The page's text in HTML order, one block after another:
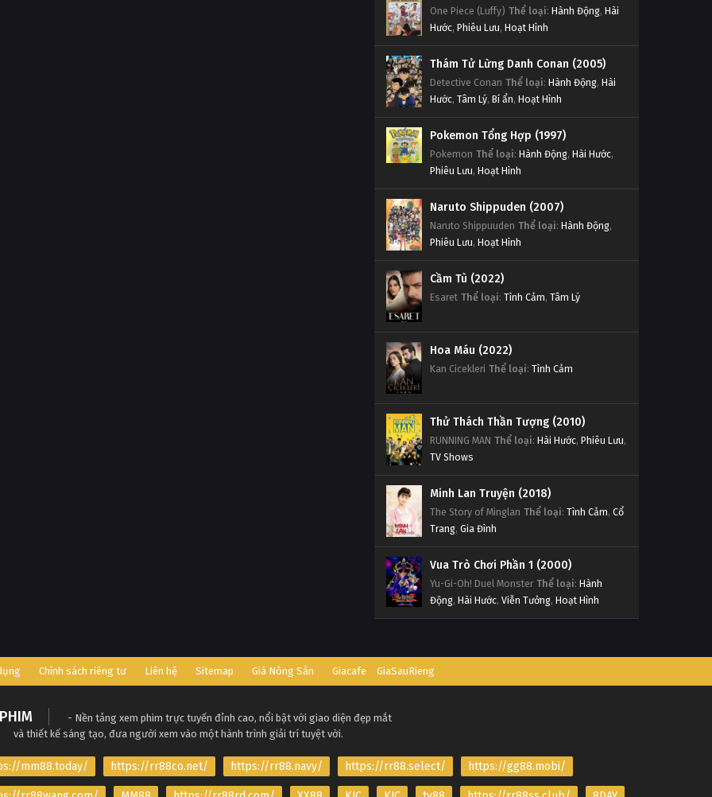
One Piece (Luffy) Thể loại: Hành Động, Hài
Hước, Phiêu Lưu, Hoạt Hình
Thám Tử Lừng Danh Conan (2005)
Detective Conan Thể loại: Hành Động, Hài
Hước, Tâm Lý, Bí ẩn, Hoạt Hình
Pokemon Tổng Hợp (1997)
Pokemon Thể loại: Hành Động, Hài Hước,
Phiêu Lưu, Hoạt Hình
Naruto Shippuden (2007)
Naruto Shippuuden Thể loại: Hành Động,
Phiêu Lưu, Hoạt Hình
Cầm Tù (2022)
Esaret Thể loại: Tình Cảm, Tâm Lý
Hoa Máu (2022)
Kan Cicekleri Thể loại: Tình Cảm
Thử Thách Thần Tượng (2010)
RUNNING MAN Thể loại: Hài Hước, Phiêu Lưu,
TV Shows
Minh Lan Truyện (2018)
The Story of Minglan Thể loại: Tình Cảm, Cổ
Trang, Gia Đình
Vua Trò Chơi Phần 1 (2000)
Yu-Gi-Oh! Duel Monster Thể loại: Hành
Động, Hài Hước, Viễn Tưởng, Hoạt Hình
Chính sách riêng tư Liên hệ Sitemap Giá Nông Sản Giacafe GiaSauRieng
- Nền tảng xem phim trực tuyến đỉnh cao, nổi bật với giao diện đẹp mắt
và thiết kế sáng tạo, đưa người xem vào một hành trình giải trí tuyệt vời.
mm88.today/ https://rr88co.net/ https://rr88.navy/ https://rr88.select/ https://gg88.mobi/